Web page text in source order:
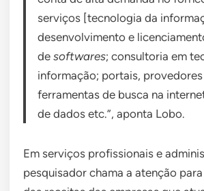
serviços [tecnologia da
desenvolvimento e
de softwares; consultoria em
informação; portais,
ferramentas de busca na
de dados etc.”, aponta Lobo.
Em serviços profissionais e
pesquisador chama a atenção